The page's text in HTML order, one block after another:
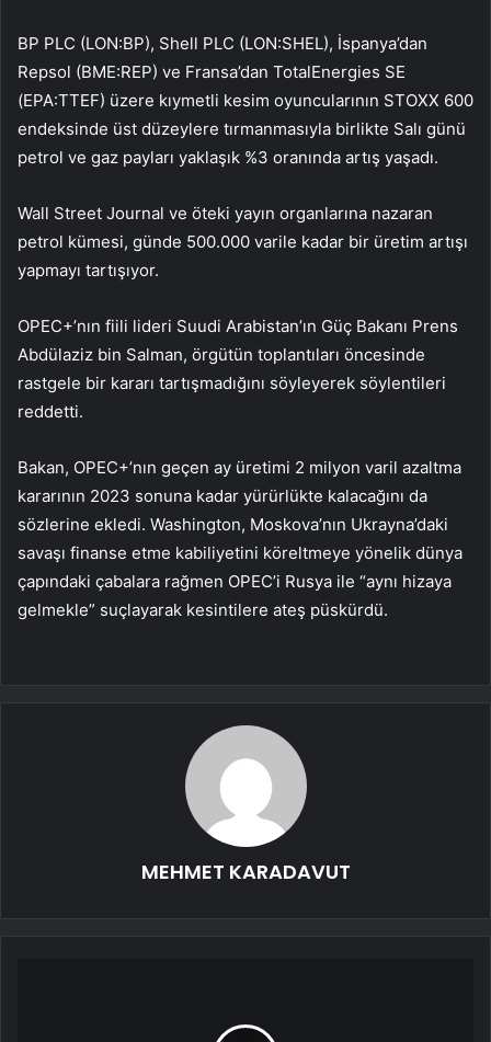
BP PLC (LON:BP), Shell PLC (LON:SHEL), İspanya’dan
Repsol (BME:REP) ve Fransa’dan TotalEnergies SE
(EPA:TTEF) üzere kıymetli kesim oyuncularının STOXX 600
endeksinde üst düzeylere tırmanmasıyla birlikte Salı günü
petrol ve gaz payları yaklaşık %3 oranında artış yaşadı.
Wall Street Journal ve öteki yayın organlarına nazaran
petrol kümesi, günde 500.000 varile kadar bir üretim artışı
yapmayı tartışıyor.
OPEC+’nın fiili lideri Suudi Arabistan’ın Güç Bakanı Prens
Abdülaziz bin Salman, örgütün toplantıları öncesinde
rastgele bir kararı tartışmadığını söyleyerek söylentileri
reddetti.
Bakan, OPEC+’nın geçen ay üretimi 2 milyon varil azaltma
kararının 2023 sonuna kadar yürürlükte kalacağını da
sözlerine ekledi. Washington, Moskova’nın Ukrayna’daki
savaşı finanse etme kabiliyetini köreltmeye yönelik dünya
çapındaki çabalara rağmen OPEC’i Rusya ile “aynı hizaya
gelmekle” suçlayarak kesintilere ateş püskürdü.
MEHMET KARADAVUT